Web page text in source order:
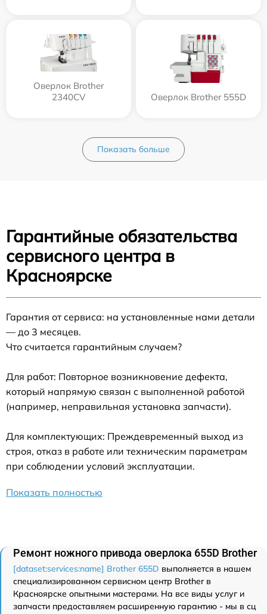
Оверлок Brother
2340CV
Оверлок Brother 555D
Показать больше
Гарантийные обязательства
сервисного центра в
Красноярске
Гарантия от сервиса: на установленные нами детали
— до 3 месяцев.
Что считается гарантийным случаем?
Для работ: Повторное возникновение дефекта,
который напрямую связан с выполненной работой
(например, неправильная установка запчасти).
Для комплектующих: Преждевременный выход из
строя, отказ в работе или техническим параметрам
при соблюдении условий эксплуатации.
Показать полностью
Ремонт ножного привода оверлока 655D Brother
[dataset:services:name] Brother 655D выполняется в нашем
специализированном сервисном центр Brother в
Красноярске опытными мастерами. На все виды услуг и
запчасти предоставляем расширенную гарантию - мы в сц